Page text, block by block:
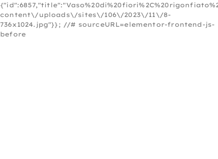
content\/uploads\/sites\/106\/2023\/11\/8-
736x1024.jpg"}}; //# sourceURL=elementor-frontend-js-
before